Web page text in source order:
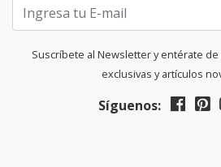
Suscríbete al Newsletter y entérate
exclusivas y artículos
Síguenos: